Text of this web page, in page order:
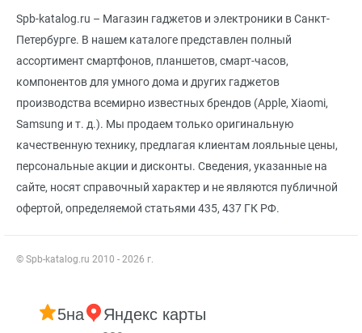
Spb-katalog.ru – Магазин гаджетов и электроники в Санкт-
Петербурге. В нашем каталоге представлен полный
ассортимент смартфонов, планшетов, смарт-часов,
компонентов для умного дома и других гаджетов
производства всемирно известных брендов (Apple, Xiaomi,
Samsung и т. д.). Мы продаем только оригинальную
качественную технику, предлагая клиентам лояльные цены,
персональные акции и дисконты. Сведения, указанные на
сайте, носят справочный характер и не являются публичной
офертой, определяемой статьями 435, 437 ГК РФ.
© Spb-katalog.ru 2010 - 2026 г.
5на Яндекс карты